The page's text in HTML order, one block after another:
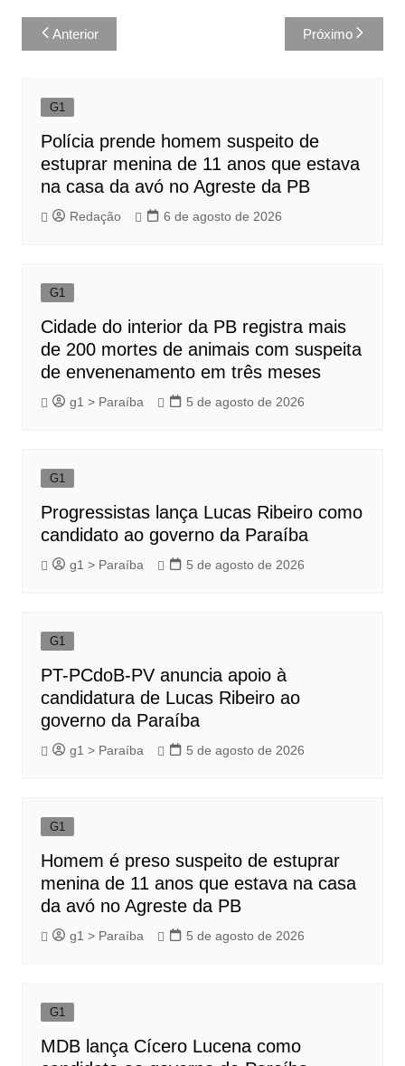
Navegação
de
Anterior Próximo
G1
Polícia prende homem suspeito de
estuprar menina de 11 anos que estava
na casa da avó no Agreste da PB
Redação 6 de agosto de 2026
G1
Cidade do interior da PB registra mais
de 200 mortes de animais com suspeita
de envenenamento em três meses
g1 > Paraíba 5 de agosto de 2026
G1
Progressistas lança Lucas Ribeiro como
candidato ao governo da Paraíba
g1 > Paraíba 5 de agosto de 2026
G1
PT-PCdoB-PV anuncia apoio à
candidatura de Lucas Ribeiro ao
governo da Paraíba
g1 > Paraíba 5 de agosto de 2026
G1
Homem é preso suspeito de estuprar
menina de 11 anos que estava na casa
da avó no Agreste da PB
g1 > Paraíba 5 de agosto de 2026
G1
MDB lança Cícero Lucena como